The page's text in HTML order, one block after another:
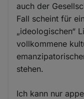
auch der
Fall scheint für
„ideologischen“
vollkommene
stehen.
Ich kann nur